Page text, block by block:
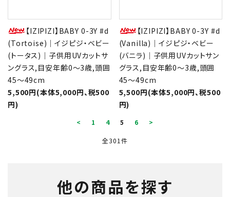
【IZIPIZI】BABY 0-3Y #d
(Tortoise)｜イジピジ・ベビー
(トータス)｜子供用UVカットサ
ングラス,目安年齢0～3歳,頭囲
45～49cm
5,500円(本体5,000円、税500
円)
【IZIPIZI】BABY 0-3Y #d
(Vanilla)｜イジピジ・ベビー
(バニラ)｜子供用UVカットサン
グラス,目安年齢0～3歳,頭囲
45～49cm
5,500円(本体5,000円、税500
円)
< 1 4 5 6 >
全301件
他の商品を探す